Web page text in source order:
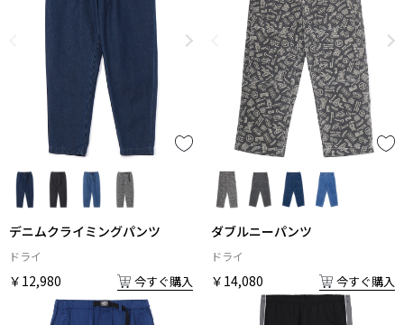
デニムクライミングパンツ
ドライ
￥12,980 今すぐ購入
ダブルニーパンツ
ドライ
￥14,080 今すぐ購入